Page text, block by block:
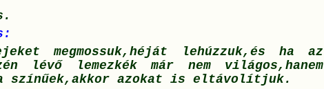
megmossuk,héját lehúzzuk,és ha az
lévő lemezkék már nem világos,hanem
színűek,akkor azokat is eltávolítjuk.